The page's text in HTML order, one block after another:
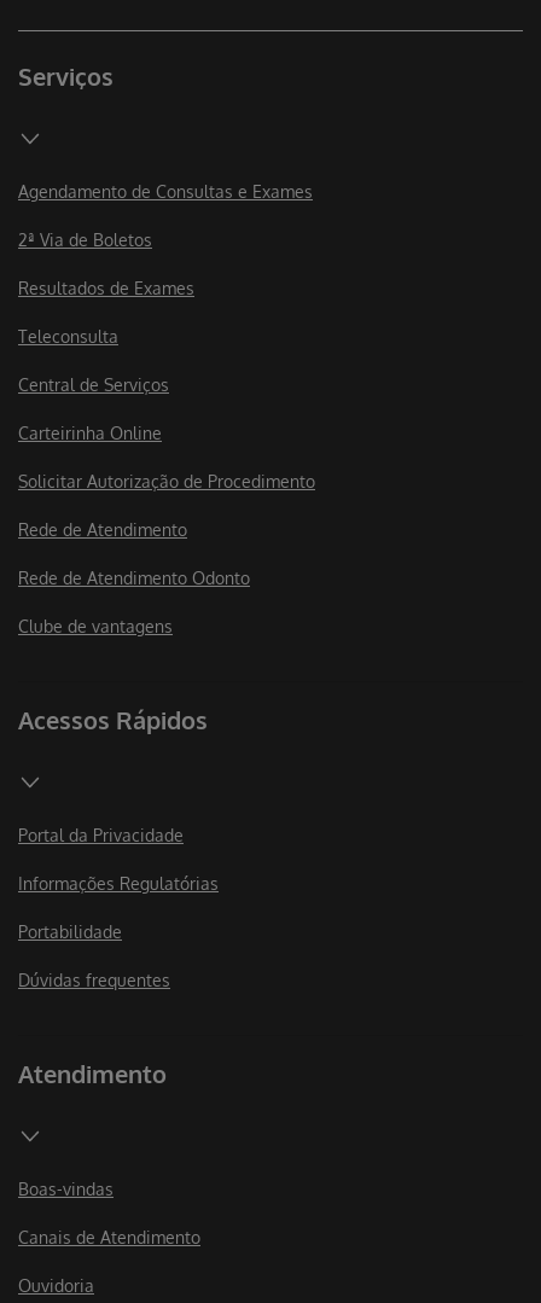
Serviços
Agendamento de Consultas e Exames
2ª Via de Boletos
Resultados de Exames
Teleconsulta
Central de Serviços
Carteirinha Online
Solicitar Autorização de Procedimento
Rede de Atendimento
Rede de Atendimento Odonto
Clube de vantagens
Acessos Rápidos
Portal da Privacidade
Informações Regulatórias
Portabilidade
Dúvidas frequentes
Atendimento
Boas-vindas
Canais de Atendimento
Ouvidoria